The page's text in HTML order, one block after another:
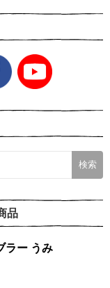
品
ノラネコぐんだん タンブラー うみ